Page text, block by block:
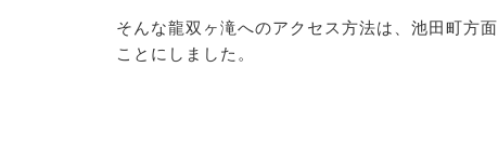
そんな龍双ヶ滝へのアクセス方法は、池田町方
ことにしました。